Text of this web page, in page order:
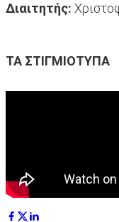
Διαιτητής:
TA ΣΤΙΓΜΙΟΤΥΠΑ